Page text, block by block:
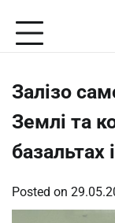
content
Залізо
Землі та
базальтах
Posted on